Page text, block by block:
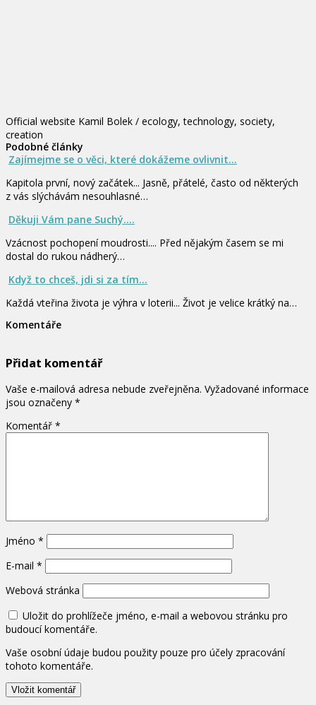
Official website Kamil Bolek / ecology, technology, society,
creation
Podobné články
Zajímejme se o věci, které dokážeme ovlivnit...
Kapitola první, nový začátek... Jasně, přátelé, často od některých
z vás slýchávám nesouhlasné…
Děkuji Vám pane Suchý....
Vzácnost pochopení moudrosti.... Před nějakým časem se mi
dostal do rukou nádherý…
Když to chceš, jdi si za tím...
Každá vteřina života je výhra v loterii... Život je velice krátký na…
Komentáře
Přidat komentář
Vaše e-mailová adresa nebude zveřejněna. Vyžadované informace
jsou označeny *
Komentář *
Jméno *
E-mail *
Webová stránka
Uložit do prohlížeče jméno, e-mail a webovou stránku pro
budoucí komentáře.
Vaše osobní údaje budou použity pouze pro účely zpracování
tohoto komentáře.